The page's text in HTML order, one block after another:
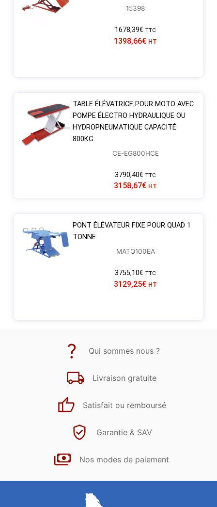
15398
1678,39€ TTC
1398,66€ HT
TABLE ÉLÉVATRICE POUR MOTO AVEC
POMPE ÉLECTRO HYDRAULIQUE OU
HYDROPNEUMATIQUE CAPACITÉ
800KG
CE-EG800HCE
3790,40€ TTC
3158,67€ HT
PONT ÉLÉVATEUR FIXE POUR QUAD 1
TONNE
MATQ100EA
3755,10€ TTC
3129,25€ HT
Qui sommes nous ?
Livraison gratuite
Satisfait ou remboursé
Garantie & SAV
Nos modes de paiement